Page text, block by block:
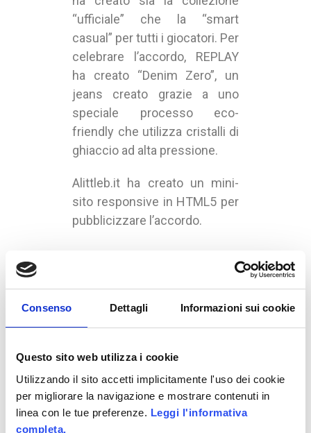
Consenso Dettagli Informazioni sui cookie
Questo sito web utilizza i cookie
Utilizzando il sito accetti implicitamente l'uso dei cookie
per migliorare la navigazione e mostrare contenuti in
linea con le tue preferenze. Leggi l'informativa
completa.
“ufficiale” che la “smart
casual” per tutti i giocatori. Per
celebrare l’accordo, REPLAY
ha creato “Denim Zero”, un
jeans creato grazie a uno
speciale processo eco-
friendly che utilizza cristalli di
ghiaccio ad alta pressione.
Alittleb.it ha creato un mini-
sito responsive in HTML5 per
pubblicizzare l’accordo.
Alittleb.it si è inoltre occupata